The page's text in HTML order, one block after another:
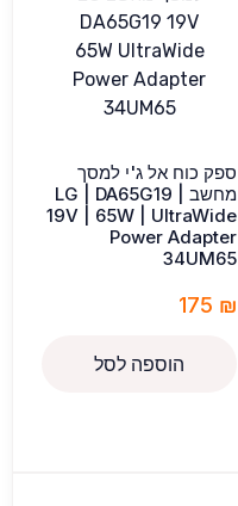
ספק כוח אל ג'י למסך
מחשב LG | DA65G19 |
19V | 65W | UltraWide
Power Adapter
34UM65
175 ₪
הוספה לסל